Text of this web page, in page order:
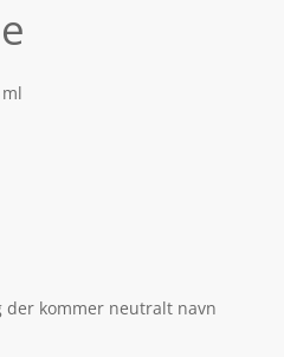
der kommer neutralt navn